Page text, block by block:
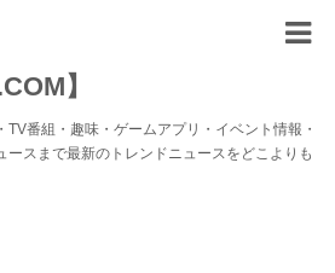
】
番組・趣味・ゲームアプリ・イベント情報・
ースまで最新のトレンドニュースをどこよりも